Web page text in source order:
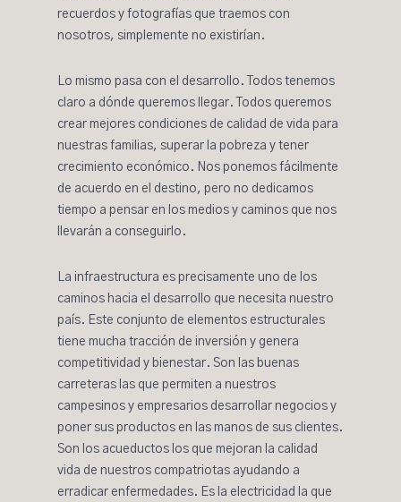
recuerdos y fotografías que traemos con
nosotros, simplemente no existirían.
Lo mismo pasa con el desarrollo. Todos tenemos
claro a dónde queremos llegar. Todos queremos
crear mejores condiciones de calidad de vida para
nuestras familias, superar la pobreza y tener
crecimiento económico. Nos ponemos fácilmente
de acuerdo en el destino, pero no dedicamos
tiempo a pensar en los medios y caminos que nos
llevarán a conseguirlo.
La infraestructura es precisamente uno de los
caminos hacia el desarrollo que necesita nuestro
país. Este conjunto de elementos estructurales
tiene mucha tracción de inversión y genera
competitividad y bienestar. Son las buenas
carreteras las que permiten a nuestros
campesinos y empresarios desarrollar negocios y
poner sus productos en las manos de sus clientes.
Son los acueductos los que mejoran la calidad
vida de nuestros compatriotas ayudando a
erradicar enfermedades. Es la electricidad la que